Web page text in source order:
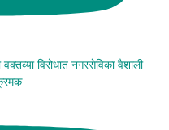
विरोधात नगरसेविका वैशाली